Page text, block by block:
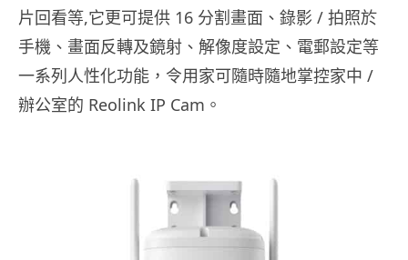
片回看等,它更可提供 16 分割畫面、錄影 / 拍照於
手機、畫面反轉及鏡射、解像度設定、電郵設定等
一系列人性化功能，令用家可隨時隨地掌控家中 /
辦公室的 Reolink IP Cam。